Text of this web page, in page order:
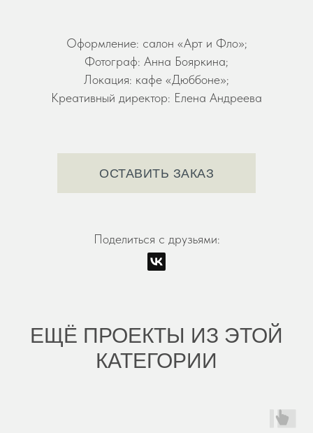
Оформление: салон «Арт и Фло»;
Фотограф: Анна Бояркина;
Локация: кафе «Дюббоне»;
Креативный директор: Елена Андреева
ОСТАВИТЬ ЗАКАЗ
Поделиться с друзьями:
ЕЩЁ ПРОЕКТЫ ИЗ ЭТОЙ
КАТЕГОРИИ